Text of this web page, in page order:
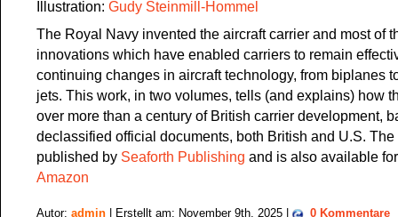
Illustration: Gudy Steinmill-Hommel
The Royal Navy invented the aircraft carrier and most of
innovations which have enabled carriers to remain
continuing changes in aircraft technology, from biplanes
jets. This work, in two volumes, tells (and explains) how
over more than a century of British carrier development,
declassified official documents, both British and U.S.
published by Seaforth Publishing and is also available
Amazon
Autor: admin | Erstellt am: November 9th, 2025 | 0 Kommentare